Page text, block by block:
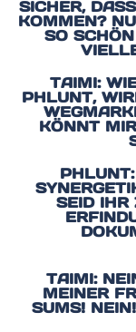
SICHER,
KOMMEN?
O SCHÖN
TAIMI:
PHLUNT,
KÖNNT
SEID IHR
TAIMI:
MEINER
UMS! NEIN!